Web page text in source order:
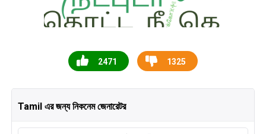
2471 1325
Tamil এর জন্য নিকনেম জেনারেটর